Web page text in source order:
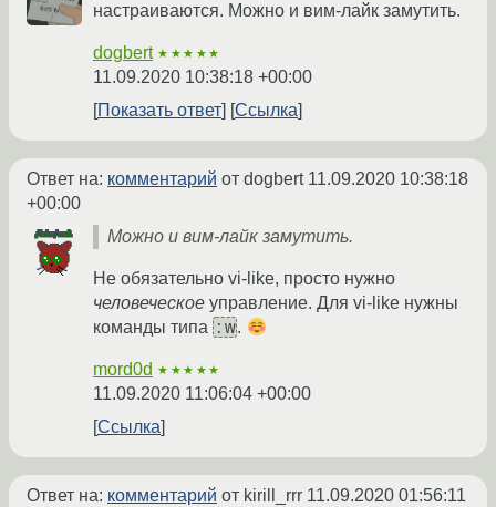
настраиваются. Можно и вим-лайк замутить.
dogbert ★★★★★
11.09.2020 10:38:18 +00:00
Показать ответ
Ссылка
Ответ на: комментарий от dogbert 11.09.2020 10:38:18
+00:00
Можно и вим-лайк замутить.
Не обязательно vi-like, просто нужно
человеческое управление. Для vi-like нужны
команды типа :w.
mord0d ★★★★★
11.09.2020 11:06:04 +00:00
Ссылка
Ответ на: комментарий от kirill_rrr 11.09.2020 01:56:11